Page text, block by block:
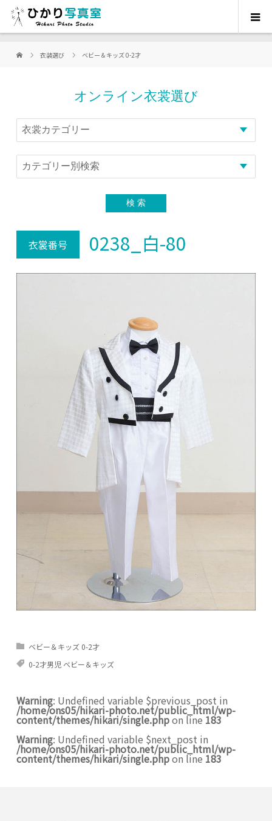
衣装選び ベビー＆キッズ 0-2才
オンライン衣裳選び
衣裳番号 0238_白-80
ベビー＆キッズ 0-2才
0-2才男児 ベビー＆キッズ
Warning: Undefined variable $previous_post in
/home/ons05/hikari-photo.net/public_html/wp-
content/themes/hikari/single.phpon line 183
Warning: Undefined variable $next_post in
/home/ons05/hikari-photo.net/public_html/wp-
content/themes/hikari/single.phpon line 183